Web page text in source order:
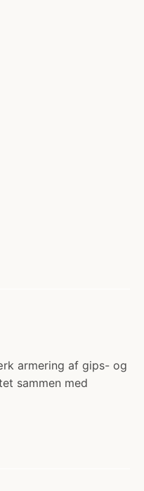
armering af gips- og
sammen med